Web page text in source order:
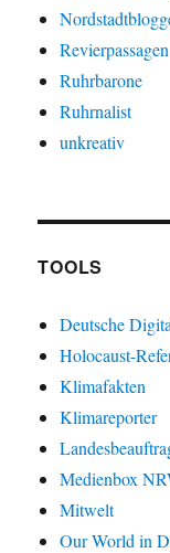
Revierpassagen
Ruhrbarone
Ruhrnalist
unkreativ
TOOLS
Deutsche
Holocaust-
Klimafakten
Klimareporter
Medienbox
Mitwelt
Our World in